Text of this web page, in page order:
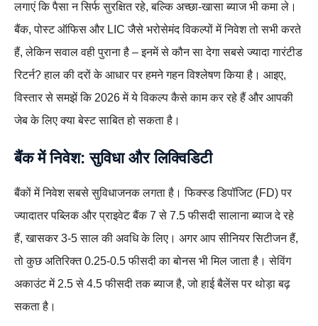
लगाएं कि पैसा न सिर्फ सुरक्षित रहे, बल्कि अच्छा-खासा ब्याज भी कमा ले।
बैंक, पोस्ट ऑफिस और LIC जैसे भरोसेमंद विकल्पों में निवेश तो सभी करते
हैं, लेकिन सवाल वही पुराना है – इनमें से कौन सा देगा सबसे ज्यादा गारंटीड
रिटर्न? हाल की दरों के आधार पर हमने गहन विश्लेषण किया है। आइए,
विस्तार से समझें कि 2026 में ये विकल्प कैसे काम कर रहे हैं और आपकी
जेब के लिए क्या बेस्ट साबित हो सकता है।
बैंक में निवेश: सुविधा और लिक्विडिटी
बैंकों में निवेश सबसे सुविधाजनक लगता है। फिक्स्ड डिपॉजिट (FD) पर
ज्यादातर पब्लिक और प्राइवेट बैंक 7 से 7.5 फीसदी सालाना ब्याज दे रहे
हैं, खासकर 3-5 साल की अवधि के लिए। अगर आप सीनियर सिटीजन हैं,
तो कुछ अतिरिक्त 0.25-0.5 फीसदी का बोनस भी मिल जाता है। सेविंग
अकाउंट में 2.5 से 4.5 फीसदी तक ब्याज है, जो हाई बैलेंस पर थोड़ा बढ़
सकता है।